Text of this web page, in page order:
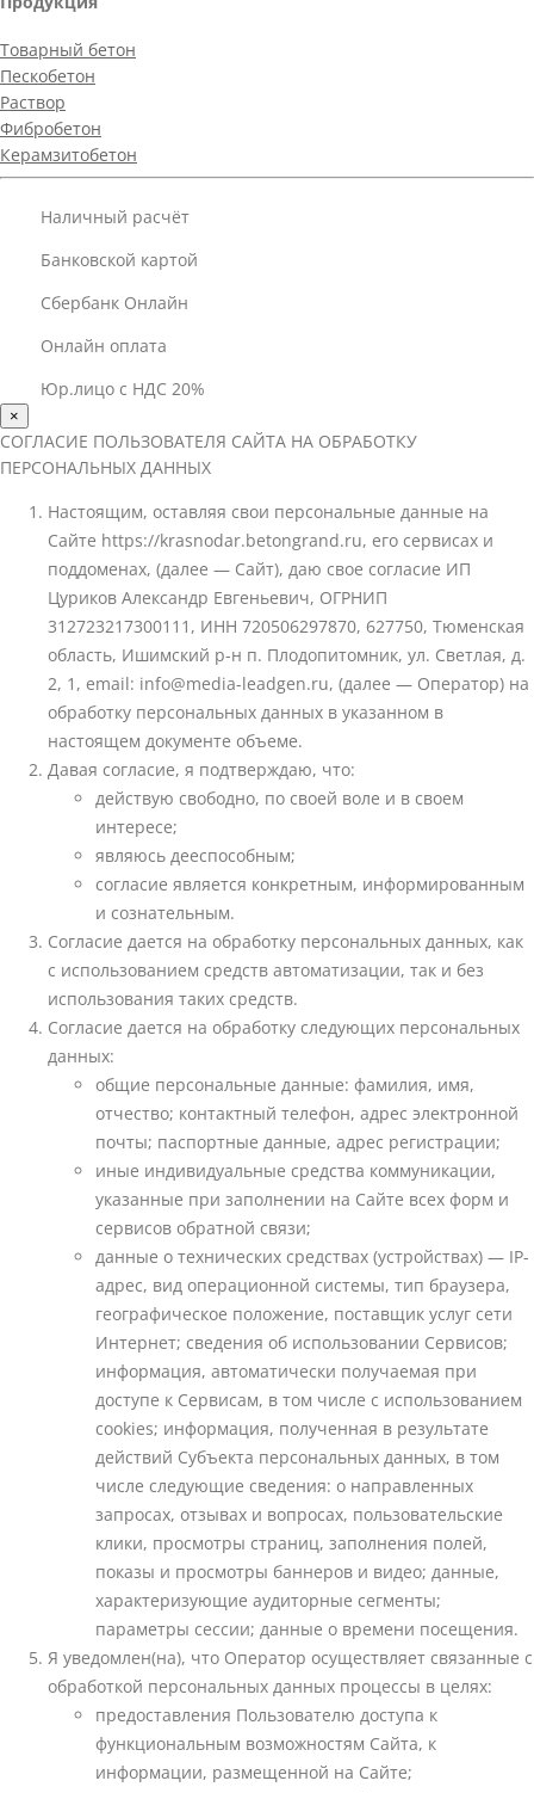
Товарный бетон
Пескобетон
Раствор
Фибробетон
Керамзитобетон
Наличный расчёт
Банковской картой
Сбербанк Онлайн
Онлайн оплата
Юр.лицо с НДС 20%
×
СОГЛАСИЕ ПОЛЬЗОВАТЕЛЯ САЙТА НА ОБРАБОТКУ
ПЕРСОНАЛЬНЫХ ДАННЫХ
Настоящим, оставляя свои персональные данные на
Сайте https://krasnodar.betongrand.ru, его сервисах и
поддоменах, (далее — Сайт), даю свое согласие ИП
Цуриков Александр Евгеньевич, ОГРНИП
312723217300111, ИНН 720506297870, 627750, Тюменская
область, Ишимский р-н п. Плодопитомник, ул. Светлая, д.
2, 1, email: info@media-leadgen.ru, (далее — Оператор) на
обработку персональных данных в указанном в
настоящем документе объеме.
Давая согласие, я подтверждаю, что:
действую свободно, по своей воле и в своем
интересе;
являюсь дееспособным;
согласие является конкретным, информированным
и сознательным.
Согласие дается на обработку персональных данных, как
с использованием средств автоматизации, так и без
использования таких средств.
Согласие дается на обработку следующих персональных
данных:
общие персональные данные: фамилия, имя,
отчество; контактный телефон, адрес электронной
почты; паспортные данные, адрес регистрации;
иные индивидуальные средства коммуникации,
указанные при заполнении на Сайте всех форм и
сервисов обратной связи;
данные о технических средствах (устройствах) — IP-
адрес, вид операционной системы, тип браузера,
географическое положение, поставщик услуг сети
Интернет; сведения об использовании Сервисов;
информация, автоматически получаемая при
доступе к Сервисам, в том числе с использованием
cookies; информация, полученная в результате
действий Субъекта персональных данных, в том
числе следующие сведения: о направленных
запросах, отзывах и вопросах, пользовательские
клики, просмотры страниц, заполнения полей,
показы и просмотры баннеров и видео; данные,
характеризующие аудиторные сегменты;
параметры сессии; данные о времени посещения.
Я уведомлен(на), что Оператор осуществляет связанные с
обработкой персональных данных процессы в целях:
предоставления Пользователю доступа к
функциональным возможностям Сайта, к
информации, размещенной на Сайте;